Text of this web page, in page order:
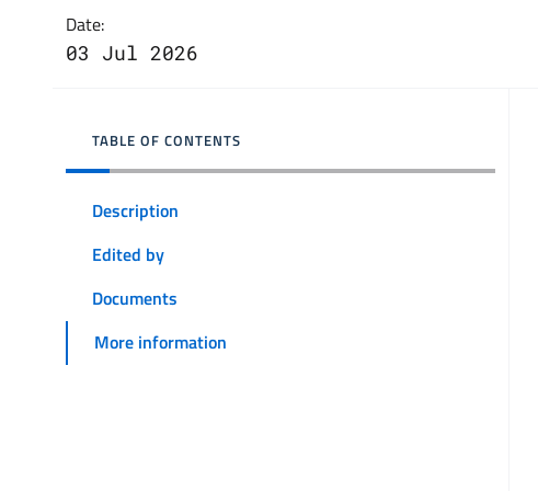
Date:
03 Jul 2026
TABLE OF CONTENTS
Description
Edited by
Documents
More information